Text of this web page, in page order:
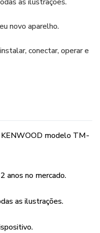
novo aparelho.
conectar, operar e
KENWOOD modelo TM-
anos no mercado.
as ilustrações.